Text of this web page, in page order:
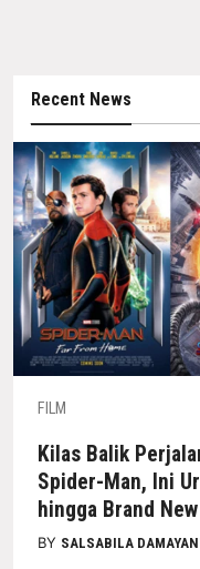
Recent News
FILM
Kilas Balik
Spider-Man, Ini
hingga Brand
BY SALSABILA